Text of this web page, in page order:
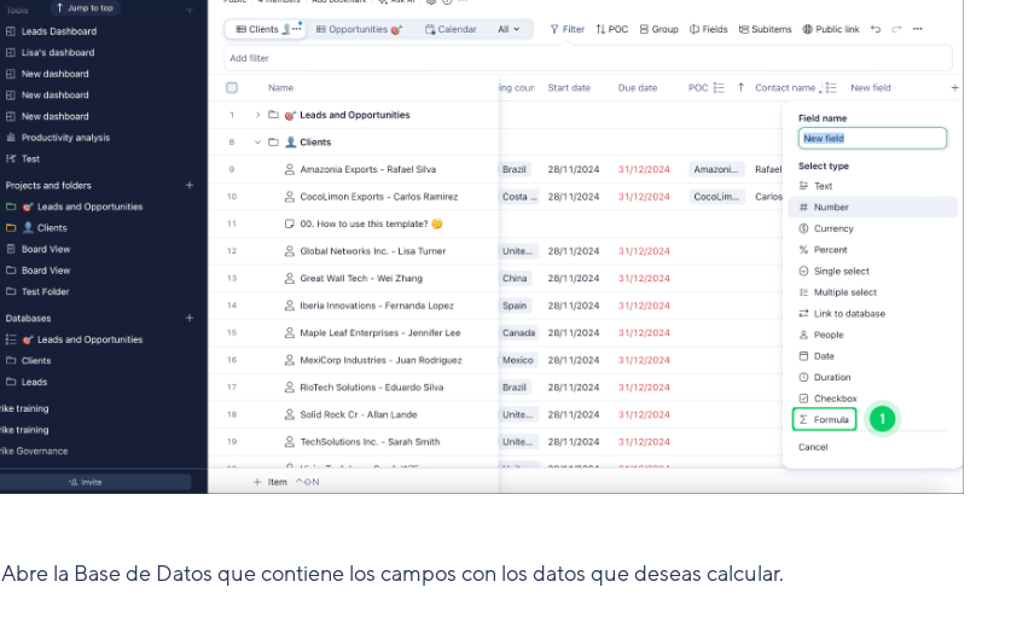
Abre la Base de Datos que contiene los campos con los datos que deseas calcular.